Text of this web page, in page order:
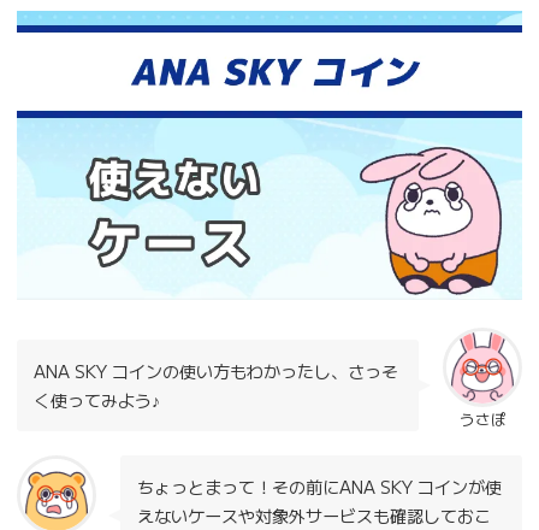
うさぽ
ANA SKY コインの使い方もわかったし、さっそ
く使ってみよう♪
ちょっとまって！その前にANA SKY コインが使
えないケースや対象外サービスも確認しておこ